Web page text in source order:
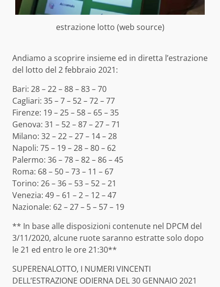
estrazione lotto (web source)
Andiamo a scoprire insieme ed in diretta l’estrazione
del lotto del 2 febbraio 2021:
Bari: 28 – 22 – 88 – 83 – 70
Cagliari: 35 – 7 – 52 – 72 – 77
Firenze: 19 – 25 – 58 – 65 – 35
Genova: 31 – 52 – 87 – 27 – 71
Milano: 32 – 22 – 27 – 14 – 28
Napoli: 75 – 19 – 28 – 80 – 62
Palermo: 36 – 78 – 82 – 86 – 45
Roma: 68 – 50 – 73 – 11 – 67
Torino: 26 – 36 – 53 – 52 – 21
Venezia: 49 – 61 – 2 – 12 – 47
Nazionale: 62 – 27 – 5 – 57 – 19
** In base alle disposizioni contenute nel DPCM del
3/11/2020, alcune ruote saranno estratte solo dopo
le 21 ed entro le ore 21:30**
SUPERENALOTTO, I NUMERI VINCENTI
DELL’ESTRAZIONE ODIERNA DEL 30 GENNAIO 2021